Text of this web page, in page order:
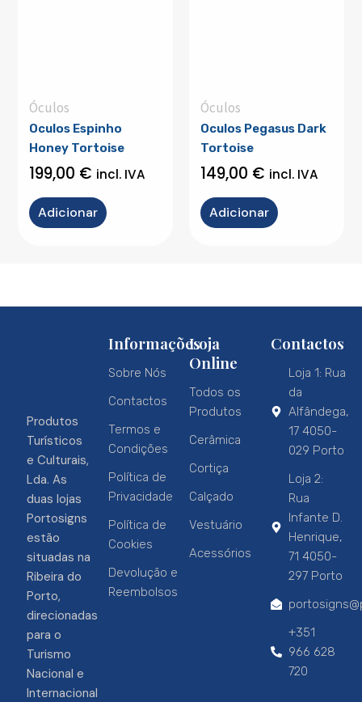
Óculos
Oculos Espinho
Honey Tortoise
199,00 € incl. IVA
Adicionar
Óculos
Oculos Pegasus Dark
Tortoise
149,00 € incl. IVA
Adicionar
Produtos
Turísticos
e Culturais,
Lda. As
duas lojas
Portosigns
estão
situadas na
Ribeira do
Porto,
direcionadas
para o
Turismo
Nacional e
Internacional
Informações
Sobre Nós
Contactos
Termos e
Condições
Política de
Privacidade
Política de
Cookies
Devolução e
Reembolsos
Loja
Online
Todos os
Produtos
Cerâmica
Cortiça
Calçado
Vestuário
Acessórios
Contactos
Loja 1: Rua
da
Alfândega,
17 4050-
029 Porto
Loja 2:
Rua
Infante D.
Henrique,
71 4050-
297 Porto
+351
966 628
720